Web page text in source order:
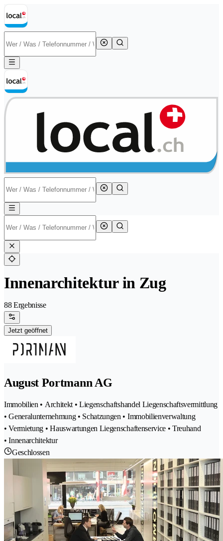
Innenarchitektur in Zug
88 Ergebnisse
Jetzt geöffnet
August Portmann AG
Immobilien • Architekt • Liegenschaftshandel Liegenschaftsvermittlung
• Generalunternehmung • Schatzungen • Immobilienverwaltung
• Vermietung • Hauswartungen Liegenschaftenservice • Treuhand
• Innenarchitektur
Geschlossen